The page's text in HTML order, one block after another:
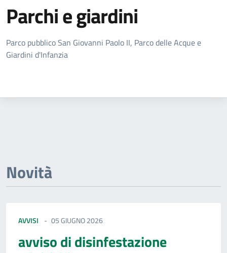
Parchi e giardini
Dettagli della notizia
Parco pubblico San Giovanni Paolo II, Parco delle Acque e
Giardini d'Infanzia
Novità
AVVISI 05 GIUGNO 2026
avviso di disinfestazione